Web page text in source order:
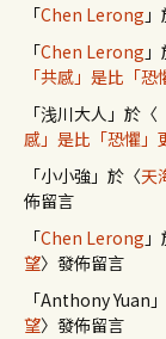
「Chen Lerong
「Chen Lerong
「共感」是比「
「浅川大人 」於〈
感」是比「恐懼」
「小小強 」於〈天
佈留言
「Chen Lerong
望〉發佈留言
「Anthony Yuan
望〉發佈留言